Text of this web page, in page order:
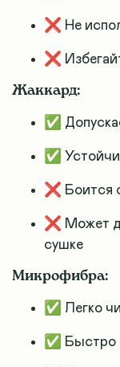
❌ Не
❌
Жаккард:
✅
✅
❌ Боится
❌ Может
сушке
Микрофибра:
✅ Легко
✅ Быстро